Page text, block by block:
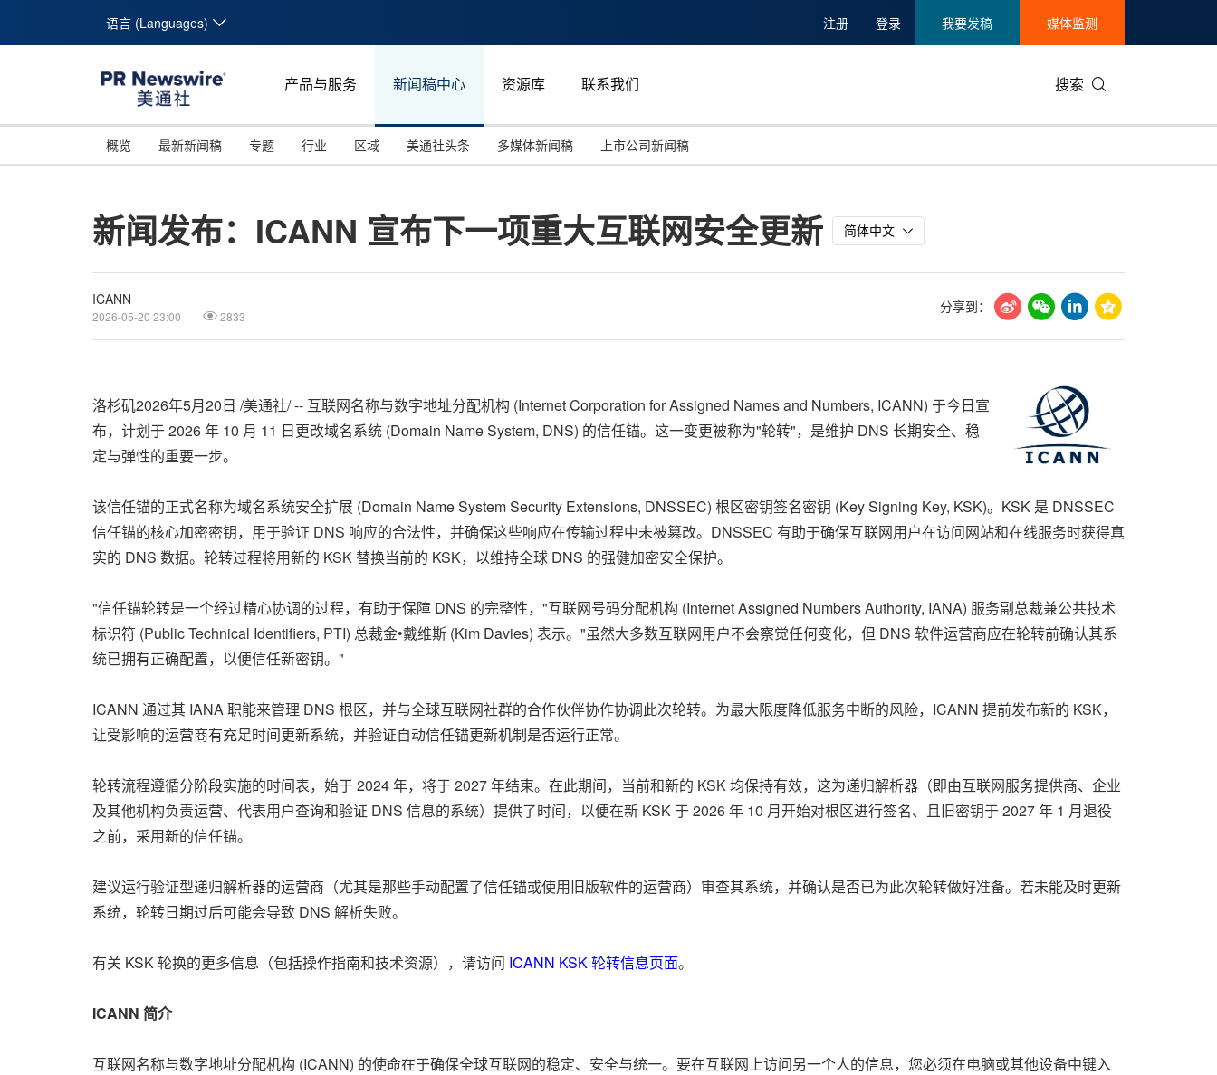
语言 (Languages) 注册 登录 我要发稿 媒体监测
产品与服务 新闻稿中心 资源库 联系我们 搜索
概览 最新新闻稿 专题
投资并购
碳中和
美国临床肿瘤学会(ASCO)
行业
能源化工与环保
娱乐时尚与艺术
区域
马来西亚
新加坡
美通社头条 多媒体新闻稿 上市公司新闻稿
新闻发布：ICANN 宣布下一项重大互联网安全更新 简体中文
ICANN
2026-05-20 23:00 2833
分享到：
洛杉矶2026年5月20日 /美通社/ -- 互联网名称与数字地址分配机构 (Internet Corporation for Assigned Names and Numbers, ICANN) 于今日宣
布，计划于 2026 年 10 月 11 日更改域名系统 (Domain Name System, DNS) 的信任锚。这一变更被称为"轮转"，是维护 DNS 长期安全、稳
定与弹性的重要一步。
该信任锚的正式名称为域名系统安全扩展 (Domain Name System Security Extensions, DNSSEC) 根区密钥签名密钥 (Key Signing Key, KSK)。KSK 是 DNSSEC
信任锚的核心加密密钥，用于验证 DNS 响应的合法性，并确保这些响应在传输过程中未被篡改。DNSSEC 有助于确保互联网用户在访问网站和在线服务时获得真
实的 DNS 数据。轮转过程将用新的 KSK 替换当前的 KSK，以维持全球 DNS 的强健加密安全保护。
"信任锚轮转是一个经过精心协调的过程，有助于保障 DNS 的完整性，"互联网号码分配机构 (Internet Assigned Numbers Authority, IANA) 服务副总裁兼公共技术
标识符 (Public Technical Identifiers, PTI) 总裁金•戴维斯 (Kim Davies) 表示。"虽然大多数互联网用户不会察觉任何变化，但 DNS 软件运营商应在轮转前确认其系
统已拥有正确配置，以便信任新密钥。"
ICANN 通过其 IANA 职能来管理 DNS 根区，并与全球互联网社群的合作伙伴协作协调此次轮转。为最大限度降低服务中断的风险，ICANN 提前发布新的 KSK，
让受影响的运营商有充足时间更新系统，并验证自动信任锚更新机制是否运行正常。
轮转流程遵循分阶段实施的时间表，始于 2024 年，将于 2027 年结束。在此期间，当前和新的 KSK 均保持有效，这为递归解析器（即由互联网服务提供商、企业
及其他机构负责运营、代表用户查询和验证 DNS 信息的系统）提供了时间，以便在新 KSK 于 2026 年 10 月开始对根区进行签名、且旧密钥于 2027 年 1 月退役
之前，采用新的信任锚。
建议运行验证型递归解析器的运营商（尤其是那些手动配置了信任锚或使用旧版软件的运营商）审查其系统，并确认是否已为此次轮转做好准备。若未能及时更新
系统，轮转日期过后可能会导致 DNS 解析失败。
有关 KSK 轮换的更多信息（包括操作指南和技术资源），请访问 ICANN KSK轮转信息页面。
ICANN 简介
互联网名称与数字地址分配机构 (ICANN) 的使命在于确保全球互联网的稳定、安全与统一。要在互联网上访问另一个人的信息，您必须在电脑或其他设备中键入